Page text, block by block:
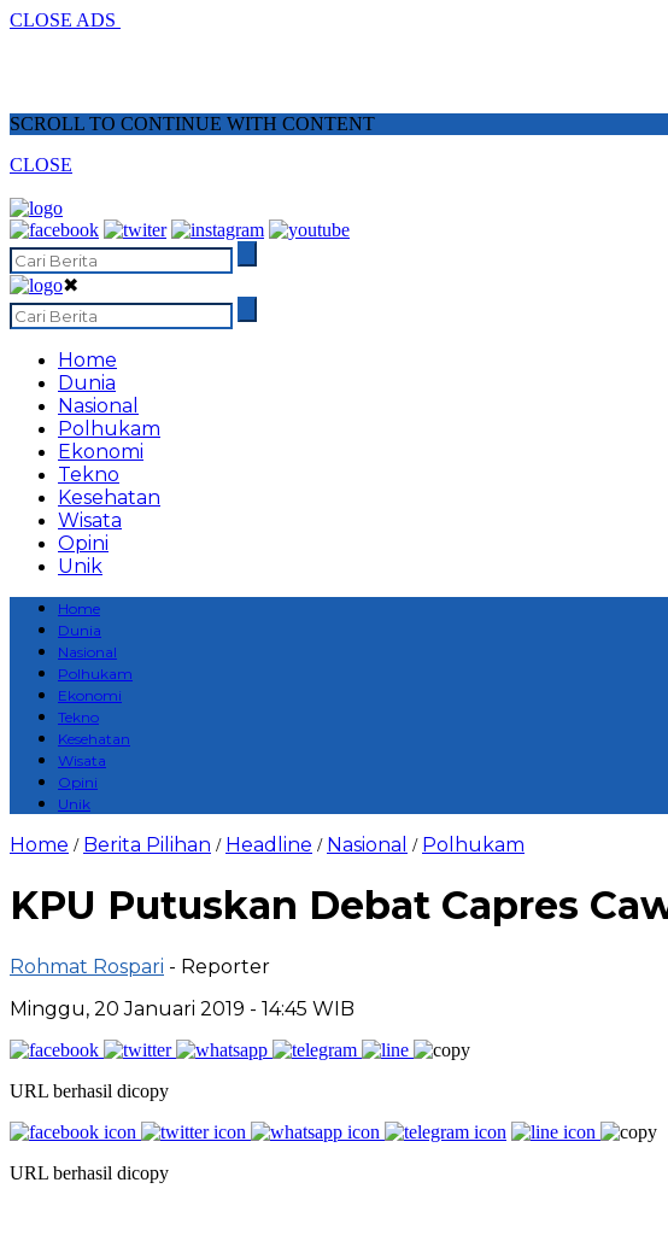
CLOSE ADS
SCROLL TO CONTINUE WITH CONTENT
CLOSE
✖
Home
Dunia
Nasional
Polhukam
Ekonomi
Tekno
Kesehatan
Wisata
Opini
Unik
Home
Dunia
Nasional
Polhukam
Ekonomi
Tekno
Kesehatan
Wisata
Opini
Unik
Home / Berita Pilihan / Headline / Nasional / Polhukam
KPU Putuskan Debat Capres
Rohmat Rospari - Reporter
Minggu, 20 Januari 2019 - 14:45 WIB
URL berhasil dicopy
URL berhasil dicopy